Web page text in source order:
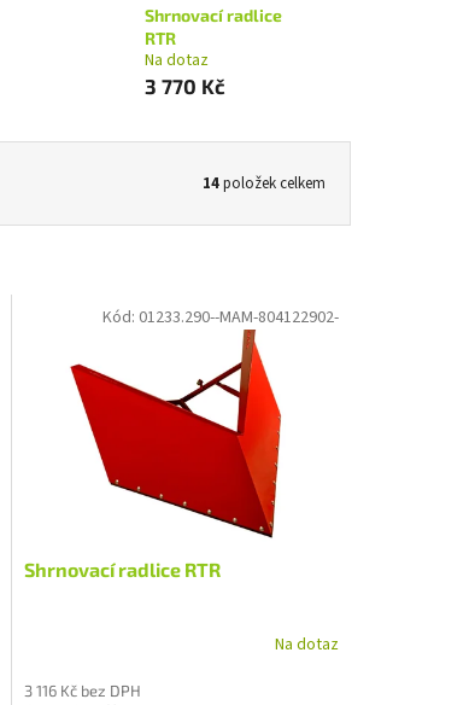
Shrnovací radlice
RTR
Na dotaz
3 770 Kč
14položek celkem
Shrnovací radlice RTR
Na dotaz
3 116 Kč bez DPH
Kód: 01233.290--MAM-804122902-